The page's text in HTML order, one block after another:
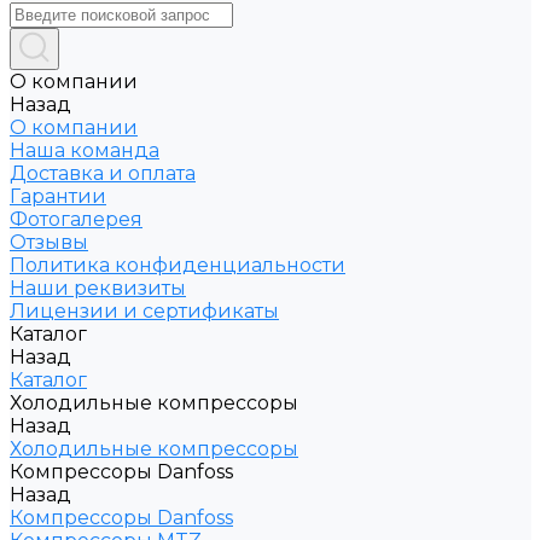
О компании
Назад
О компании
Наша команда
Доставка и оплата
Гарантии
Фотогалерея
Отзывы
Политика конфиденциальности
Наши реквизиты
Лицензии и сертификаты
Каталог
Назад
Каталог
Холодильные компрессоры
Назад
Холодильные компрессоры
Компрессоры Danfoss
Назад
Компрессоры Danfoss